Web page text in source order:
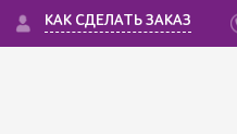
КАК СДЕЛАТЬ ЗАКАЗ